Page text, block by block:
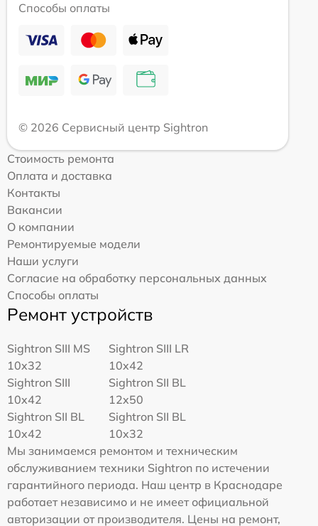
Способы оплаты
© 2026 Сервисный центр Sightron
Стоимость ремонта
Оплата и доставка
Контакты
Вакансии
О компании
Ремонтируемые модели
Наши услуги
Согласие на обработку персональных данных
Способы оплаты
Ремонт устройств
Sightron SIII MS
10x32
Sightron SIII LR
10x42
Sightron SIII
10x42
Sightron SII BL
12x50
Sightron SII BL
10x42
Sightron SII BL
10x32
Мы занимаемся ремонтом и техническим
обслуживанием техники Sightron по истечении
гарантийного периода. Наш центр в Краснодаре
работает независимо и не имеет официальной
авторизации от производителя. Цены на ремонт,